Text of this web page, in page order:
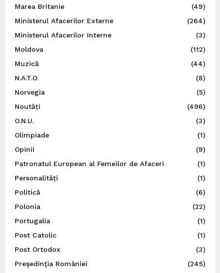
Marea Britanie
(49)
Ministerul Afacerilor Externe
(264)
Ministerul Afacerilor Interne
(3)
Moldova
(112)
Muzică
(44)
N.A.T.O.
(8)
Norvegia
(5)
Noutăți
(496)
O.N.U.
(3)
Olimpiade
(1)
Opinii
(9)
Patronatul European al Femeilor de Afaceri
(1)
Personalități
(1)
Politică
(6)
Polonia
(22)
Portugalia
(1)
Post Catolic
(1)
Post Ortodox
(3)
Preşedinţia României
(245)